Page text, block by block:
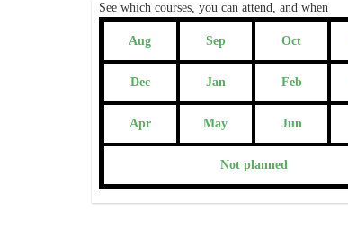
See which courses, you can attend, and when
Aug Sep Oct
Dec Jan Feb
Apr May Jun
Not planned